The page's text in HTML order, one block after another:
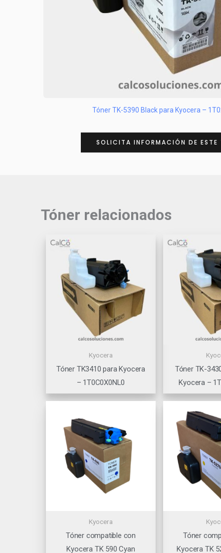
Tóner TK-5390 Black para Kyocera –
SOLICITA INFORMACIÓN DE ESTE
Tóner relacionados
Kyocera
Tóner TK3410 para Kyocera
– 1T0C0X0NL0
Tóner TK-
Kyocera –
Kyocera
Tóner compatible con
Kyocera TK 590 Cyan
Tóner
Kyocera TK